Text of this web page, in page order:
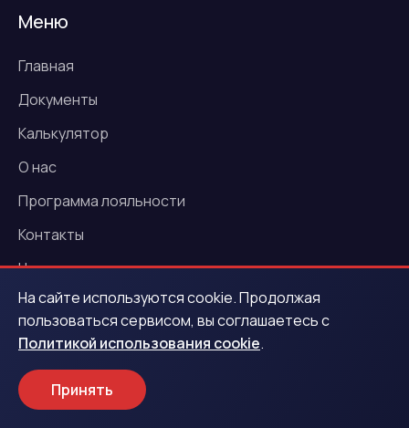
Меню
Главная
Документы
Калькулятор
О нас
Программа лояльности
Контакты
Новости
Акции
Деньги под залог ПТС
На сайте используются cookie. Продолжая
пользоваться сервисом, вы соглашаетесь с
Политикой использования cookie.
Принять